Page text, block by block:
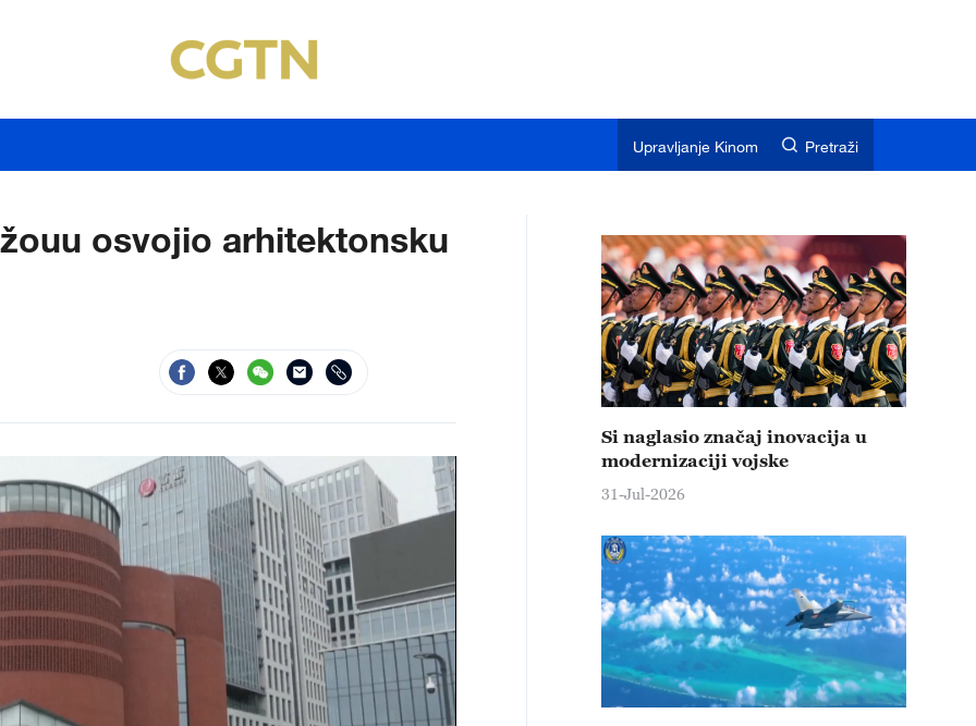
Upravljanje Kinom Pretraži
osvojio arhitektonsku
Si naglasio značaj inovacija u
modernizaciji vojske
31-Jul-2026